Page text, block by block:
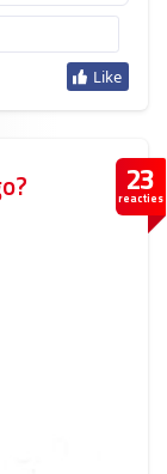
23
reacties